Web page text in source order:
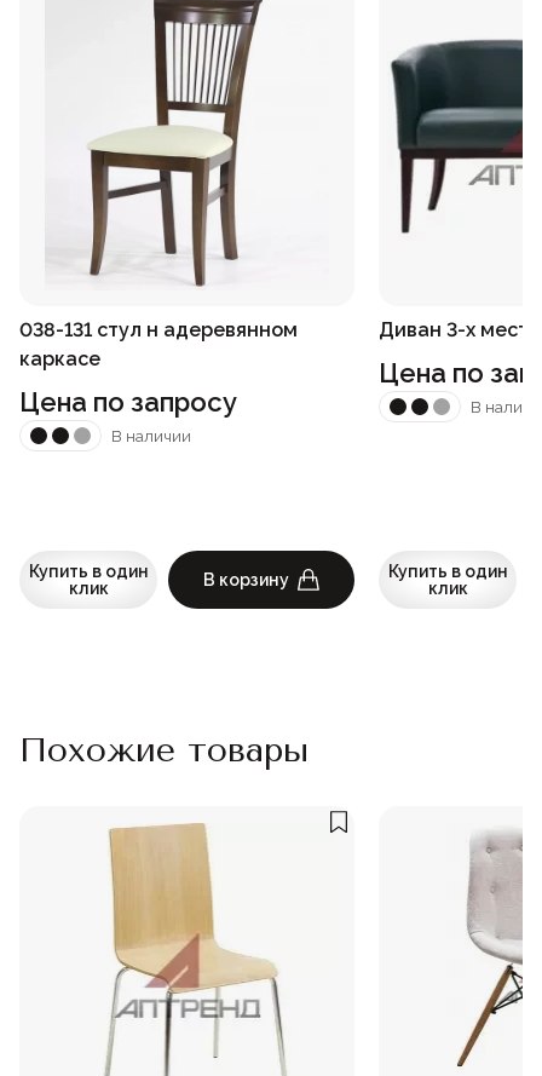
038-131 стул н адеревянном
каркасе
Цена по запросу
В наличии
Купить в один
клик
В корзину
Диван 3-х
Цена по
В
Купить в один
клик
Похожие товары